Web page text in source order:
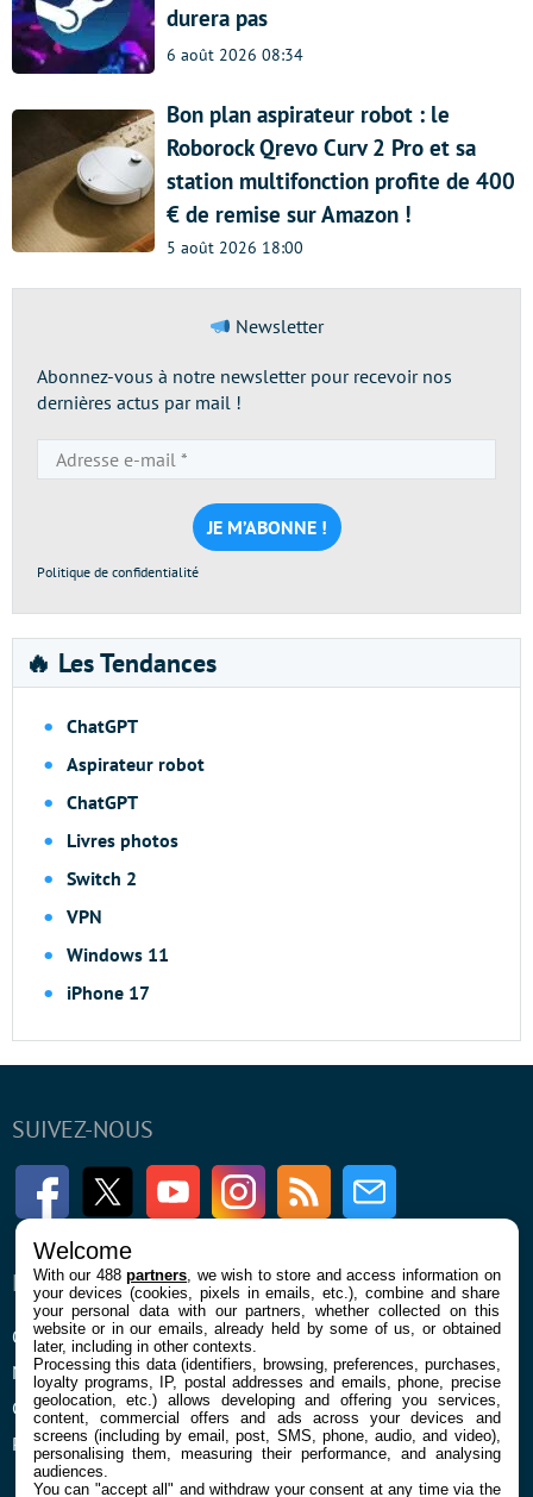
durera pas
6 août 2026 08:34
Bon plan aspirateur robot : le
Roborock Qrevo Curv 2 Pro et sa
station multifonction profite de 400
€ de remise sur Amazon !
5 août 2026 18:00
Newsletter
Abonnez-vous à notre newsletter pour recevoir nos
dernières actus par mail !
e-
mail
*
Politique de confidentialité
🔥 Les Tendances
ChatGPT
Aspirateur robot
ChatGPT
Livres photos
Switch 2
VPN
Windows 11
iPhone 17
SUIVEZ-NOUS
FacebookTwitter Youtube InstagramRSS Newsletter
ENTREPRISE
Qui sommes nous
Mentions légales et CGU
Confidentialité et Cookies
Préférences cookies
À PROPOS
La rédaction
Contact
Welcome
With our 488partners , we wish to store and access information on
your devices (cookies, pixels in emails, etc.), combine and share
your personal data with our partners, whether collected on this
website or in our emails, already held by some of us, or obtained
later, including in other contexts.
Processing this data (identifiers, browsing, preferences, purchases,
loyalty programs, IP, postal addresses and emails, phone, precise
geolocation, etc.) allows developing and offering you services,
content, commercial offers and ads across your devices and
screens (including by email, post, SMS, phone, audio, and video),
personalising them, measuring their performance, and analysing
audiences.
You can "accept all" and withdraw your consent at any time via the